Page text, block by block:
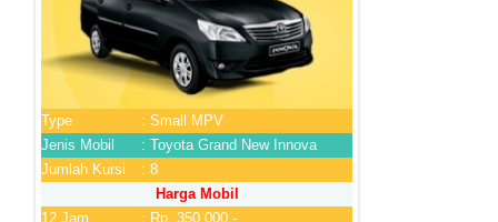
Type
: Small MPV
Jenis Mobil
: Toyota Grand New Innova
Jumlah Kursi
: 8
Harga Mobil
12 Jam
: Rp. 350.000,-